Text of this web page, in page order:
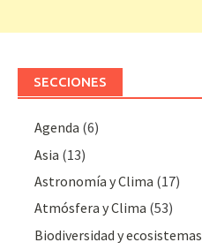
SECCIONES
Agenda (6)
Asia (13)
Astronomía y Clima (17)
Atmósfera y Clima (53)
Biodiversidad y ecosistemas